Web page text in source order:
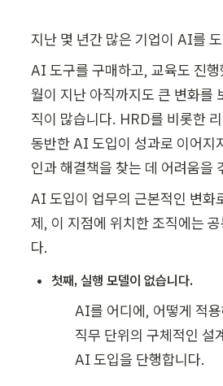
지난 몇 년간 많은 기업이 AI를
AI 도구를 구매하고, 교육도 진
월이 지난 아직까지도 큰 변화를
직이 많습니다. HRD를 비롯한
동반한 AI 도입이 성과로 이어지
인과 해결책을 찾는 데 어려움을
AI 도입이 업무의 근본적인 변화
제, 이 지점에 위치한 조직에는
다.
첫째, 실행 모델이 없습니다.
AI를 어디에, 어떻게 적
직무 단위의 구체적인 설
AI 도입을 단행합니다.